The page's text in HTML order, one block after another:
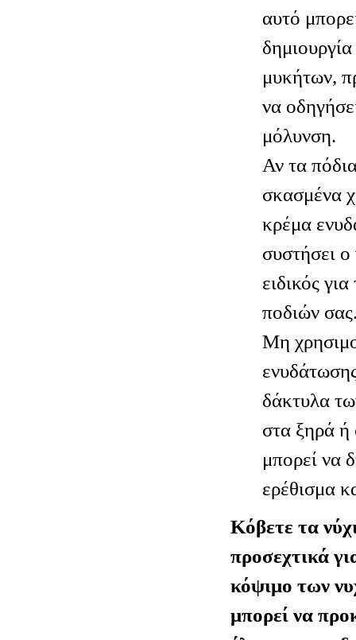
αυτό
μυκήτων,
να
μόλυνση.
Αν τα
σκασμένα
κρέμα
συστήσει
ειδικός
ποδιών
Μη
δάκτυλα
στα ξηρά
μπορεί να
ερέθισμα
Κόβετε τα
προσεχτικά
κόψιμο των
μπορεί να